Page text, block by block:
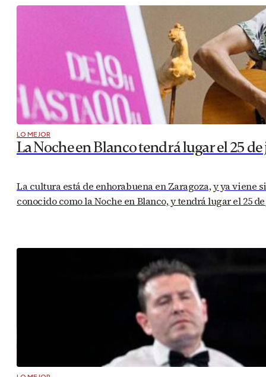
LO MEJOR
La Noche en Blanco tendrá lugar el 25
La cultura está de enhorabuena en Zaragoza, y ya viene
conocido como la Noche en Blanco, y tendrá lugar el 25